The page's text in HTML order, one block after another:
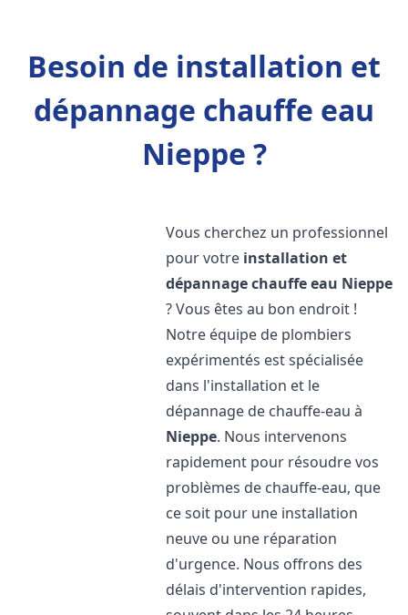
Besoin de installation et
dépannage chauffe eau
Nieppe ?
Vous cherchez un professionnel
pour votre installation et
dépannage chauffe eau Nieppe
? Vous êtes au bon endroit !
Notre équipe de plombiers
expérimentés est spécialisée
dans l'installation et le
dépannage de chauffe-eau à
Nieppe. Nous intervenons
rapidement pour résoudre vos
problèmes de chauffe-eau, que
ce soit pour une installation
neuve ou une réparation
d'urgence. Nous offrons des
délais d'intervention rapides,